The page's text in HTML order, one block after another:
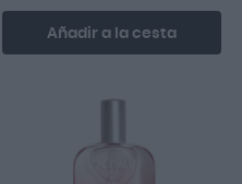
Añadir a la cesta